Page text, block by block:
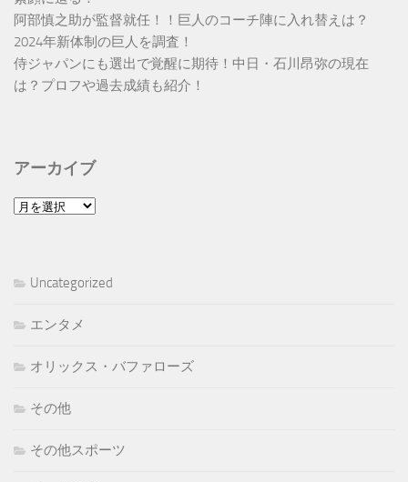
阿部慎之助が監督就任！！巨人のコーチ陣に入れ替えは？
2024年新体制の巨人を調査！
侍ジャパンにも選出で覚醒に期待！中日・石川昂弥の現在
は？プロフや過去成績も紹介！
アーカイブ
ア
ブ
Uncategorized
エンタメ
オリックス・バファローズ
その他
その他スポーツ